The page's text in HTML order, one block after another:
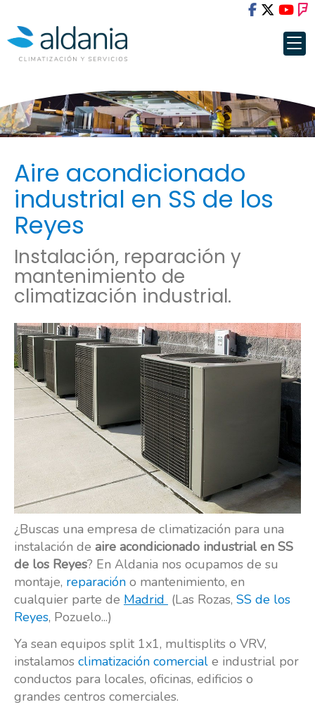
Aire acondicionado
industrial en SS de los
Reyes
Instalación, reparación y
mantenimiento de
climatización industrial.
¿Buscas una empresa de climatización para una
instalación de aire acondicionado industrial en SS
de los Reyes? En Aldania nos ocupamos de su
montaje, reparación o mantenimiento, en
cualquier parte de Madrid (Las Rozas, SS de los
Reyes, Pozuelo...)
Ya sean equipos split 1x1, multisplits o VRV,
instalamos climatización comercial e industrial por
conductos para locales, oficinas, edificios o
grandes centros comerciales.